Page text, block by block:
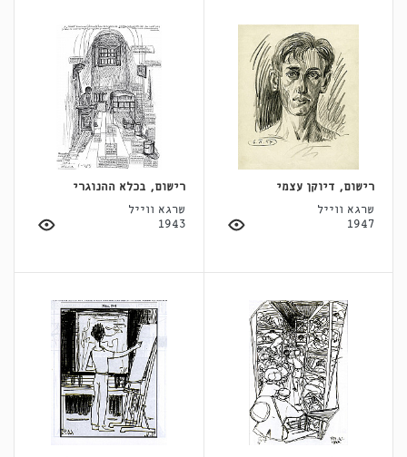
רישום, דיוקן עצמי
שרגא ווייל
1947
רישום, בכלא ההנוגרי
שרגא ווייל
1943